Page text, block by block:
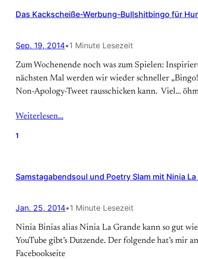
Das Kackscheiße-Werbung-Bullshitbingo für
Sep. 19, 2014•1 Minute Lesezeit
Zum Wochenende noch was zum Spielen:
nächsten Mal werden wir wieder schneller
Non-Apology-Tweet rausschicken kann. Viel…
Weiterlesen…
1
Samstagabendsoul und Poetry Slam mit Ninia La
Jan. 25, 2014•1 Minute Lesezeit
Ninia Binias alias Ninia La Grande kann so gut
YouTube gibt’s Dutzende. Der folgende hat’s mir
Facebookseite